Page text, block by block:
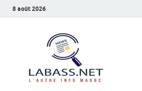
8 août 2026